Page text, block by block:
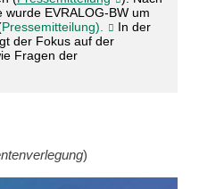
EVRALOG-BW um
Pressemitteilung).
In der
der Fokus auf der
Fragen der
)